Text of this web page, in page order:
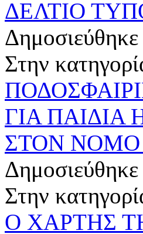
ΔΕΛΤΙΟ
Στην
ΓΙΑ ΠΑΙΔΙΑ
ΣΤΟΝ ΝΟΜΟ
Στην
Ο ΧΑΡΤΗΣ